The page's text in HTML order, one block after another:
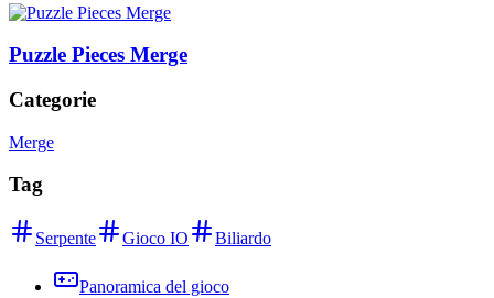
Puzzle Pieces Merge
Categorie
Merge
Tag
Serpente Gioco IO Biliardo
Panoramica del gioco